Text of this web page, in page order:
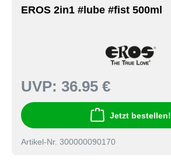
EROS 2in1 #lube #fist 500ml
UVP: 36.95 €
Jetzt bestellen!
Artikel-Nr. 300000090170